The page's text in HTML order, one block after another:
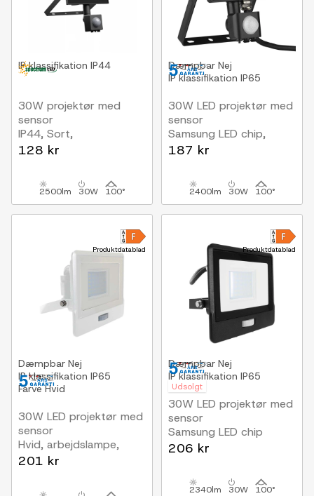
IP klassifikation IP44
30W projektør med
sensor
IP44, Sort,
arbejdslampe, PIR
128 kr
2500lm 30W 100°
Dæmpbar Nej
IP klassifikation IP65
30W LED projektør med
sensor
Samsung LED chip,
arbejdslampe
187 kr
2400lm 30W 100°
Produktdatablad
Dæmpbar Nej
IP klassifikation IP65
FarveHvid
30W LED projektør med
sensor
Hvid, arbejdslampe,
Samsung LED chip
201 kr
Produktdatablad
Udsolgt
Dæmpbar Nej
IP klassifikation IP65
30W LED projektør med
sensor
Samsung LED chip
206 kr
2340lm 30W 100°